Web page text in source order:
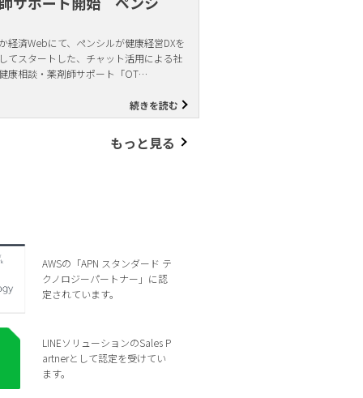
経済Webにて、ペンシルが健康経営DXを
てスタートした、チャット活用による社
康相談・薬剤師サポート「OT…
続きを読む
もっと見る
AWSの「APN スタンダード テ
クノロジーパートナー」に認
定されています。
LINEソリューションのSales P
artnerとして認定を受けてい
ます。